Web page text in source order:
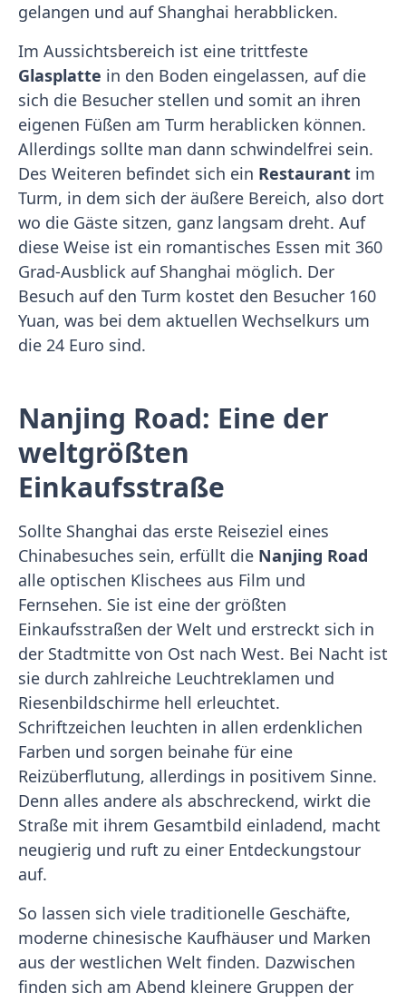
gelangen und auf Shanghai herabblicken.
Im Aussichtsbereich ist eine trittfeste
Glasplatte in den Boden eingelassen, auf die
sich die Besucher stellen und somit an ihren
eigenen Füßen am Turm herablicken können.
Allerdings sollte man dann schwindelfrei sein.
Des Weiteren befindet sich ein Restaurant im
Turm, in dem sich der äußere Bereich, also dort
wo die Gäste sitzen, ganz langsam dreht. Auf
diese Weise ist ein romantisches Essen mit 360
Grad-Ausblick auf Shanghai möglich. Der
Besuch auf den Turm kostet den Besucher 160
Yuan, was bei dem aktuellen Wechselkurs um
die 24 Euro sind.
Nanjing Road: Eine der
weltgrößten
Einkaufsstraße
Sollte Shanghai das erste Reiseziel eines
Chinabesuches sein, erfüllt die Nanjing Road
alle optischen Klischees aus Film und
Fernsehen. Sie ist eine der größten
Einkaufsstraßen der Welt und erstreckt sich in
der Stadtmitte von Ost nach West. Bei Nacht ist
sie durch zahlreiche Leuchtreklamen und
Riesenbildschirme hell erleuchtet.
Schriftzeichen leuchten in allen erdenklichen
Farben und sorgen beinahe für eine
Reizüberflutung, allerdings in positivem Sinne.
Denn alles andere als abschreckend, wirkt die
Straße mit ihrem Gesamtbild einladend, macht
neugierig und ruft zu einer Entdeckungstour
auf.
So lassen sich viele traditionelle Geschäfte,
moderne chinesische Kaufhäuser und Marken
aus der westlichen Welt finden. Dazwischen
finden sich am Abend kleinere Gruppen der